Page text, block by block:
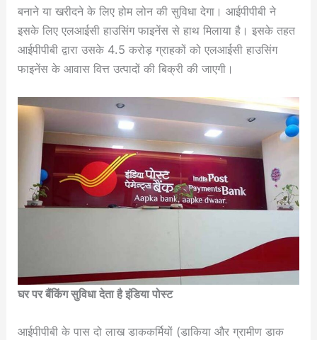
बनाने या खरीदने के लिए होम लोन की सुविधा देगा। आईपीपीबी ने
इसके लिए एलआईसी हाउसिंग फाइनेंस से हाथ मिलाया है। इसके तहत
आईपीपीबी द्वारा उसके 4.5 करोड़ ग्राहकों को एलआईसी हाउसिंग
फाइनेंस के आवास वित्त उत्पादों की बिक्री की जाएगी।
घर पर बैंकिंग सुविधा देता है इंडिया पोस्ट
आईपीपीबी के पास दो लाख डाककर्मियों (डाकिया और ग्रामीण डाक